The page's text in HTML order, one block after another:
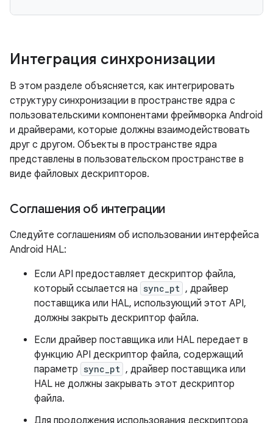
Интеграция синхронизации
В этом разделе объясняется, как интегрировать
структуру синхронизации в пространстве ядра с
пользовательскими компонентами фреймворка Android
и драйверами, которые должны взаимодействовать
друг с другом. Объекты в пространстве ядра
представлены в пользовательском пространстве в
виде файловых дескрипторов.
Соглашения об интеграции
Следуйте соглашениям об использовании интерфейса
Android HAL:
Если API предоставляет дескриптор файла,
который ссылается на sync_pt , драйвер
поставщика или HAL, использующий этот API,
должны закрыть дескриптор файла.
Если драйвер поставщика или HAL передает в
функцию API дескриптор файла, содержащий
параметр sync_pt , драйвер поставщика или
HAL не должны закрывать этот дескриптор
файла.
Для продолжения использования дескриптора